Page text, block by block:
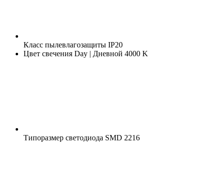
Класс пылевлагозащиты IP20
Цвет свечения Day | Дневной 4000 K
Типоразмер светодиода SMD 2216